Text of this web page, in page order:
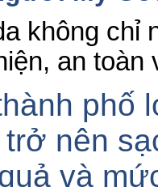
không chỉ
an toàn
phố
nên
và